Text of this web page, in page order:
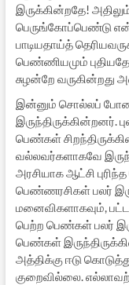
இருக்கின்றதே!
பெருங்கோப்பெண்டு
பாடியதாய்த்
பெண்ணியமும் புதியதே
சுழன்றே வருகின்றது
இன்னும் சொல்லப்
இருந்திருக்கின்றனர்.
பெண்கள்
வல்லவர்களாகவே
அரசியாக ஆட்சி
பெண்ணரசிகள் பலர்
மனைவிகளாகவும்,
பெற்ற பெண்கள் பலர்
பெண்கள்
அத்திக்கு ஈடு
குறைவில்லை.